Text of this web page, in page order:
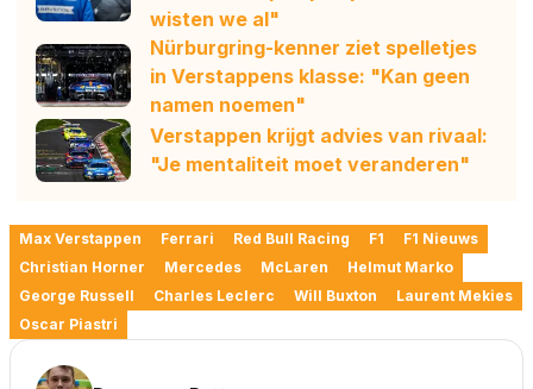
wisten we al"
Nürburgring-kenner ziet spelletjes
in Verstappens klasse: "Kan geen
namen noemen"
Verstappen krijgt advies van rivaal:
"Je mentaliteit moet veranderen"
Max Verstappen Ferrari Red Bull Racing F1
F1 Nieuws
Christian Horner
Mercedes McLaren
Helmut Marko
George Russell
Charles Leclerc Will Buxton
Laurent Mekies
Oscar Piastri